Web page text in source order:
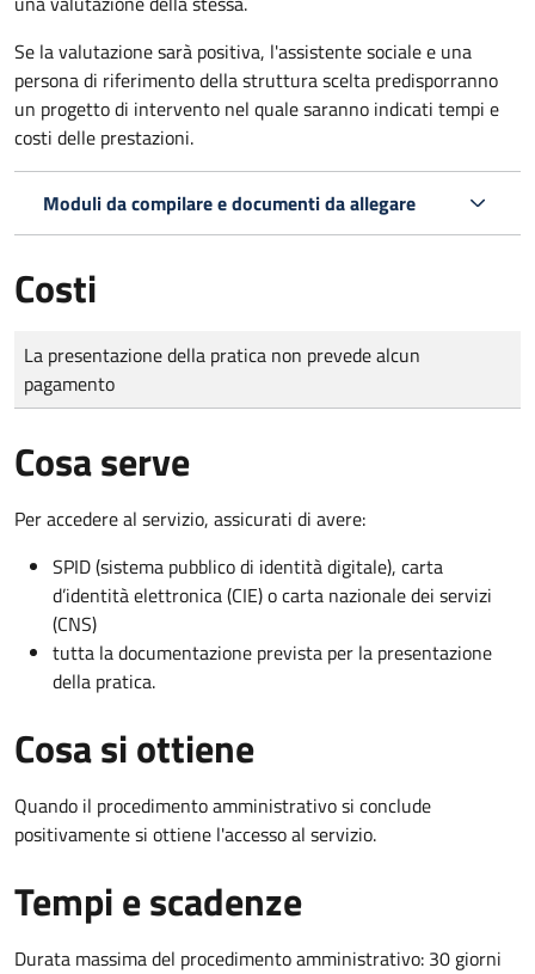
Se la valutazione sarà positiva, l'assistente sociale e una
persona di riferimento della struttura scelta predisporranno
un progetto di intervento nel quale saranno indicati tempi e
costi delle prestazioni.
Moduli da compilare e documenti da allegare
Costi
Tipo di pagamento
Importo
La presentazione della pratica non prevede alcun
pagamento
Cosa serve
Per accedere al servizio, assicurati di avere:
SPID (sistema pubblico di identità digitale), carta
d’identità elettronica (CIE) o carta nazionale dei servizi
(CNS)
tutta la documentazione prevista per la presentazione
della pratica.
Cosa si ottiene
Quando il procedimento amministrativo si conclude
positivamente si ottiene l'accesso al servizio.
Tempi e scadenze
Durata massima del procedimento amministrativo: 30 giorni